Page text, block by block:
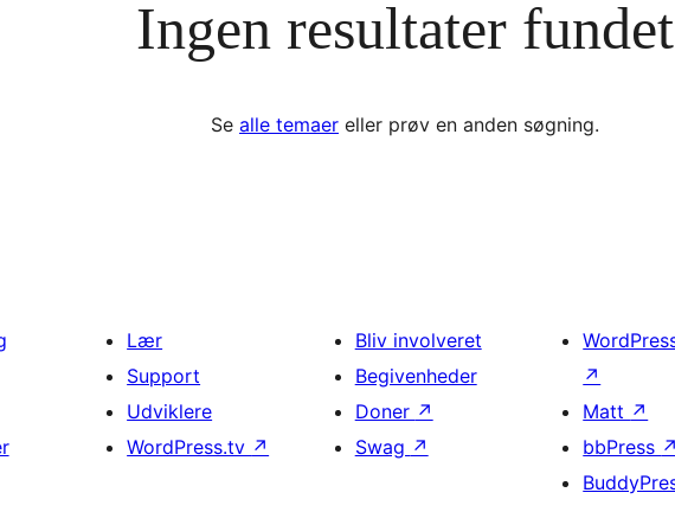
Ingen resultater fundet
Se alle temaer eller prøv en anden søgning.
Lær
Support
Udviklere
WordPress.tv ↗
Bliv involveret
Begivenheder
Doner ↗
Swag ↗
↗
Matt ↗
bbPress ↗